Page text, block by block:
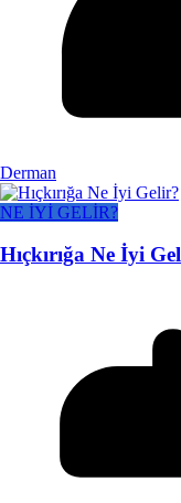
Derman
NE İYİ GELİR?
Hıçkırığa Ne İyi